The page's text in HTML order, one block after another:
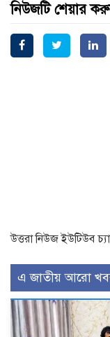
নিউজটি শেয়ার
উত্তরা নিউজ ইউটিউব
এ জাতীয় আরো